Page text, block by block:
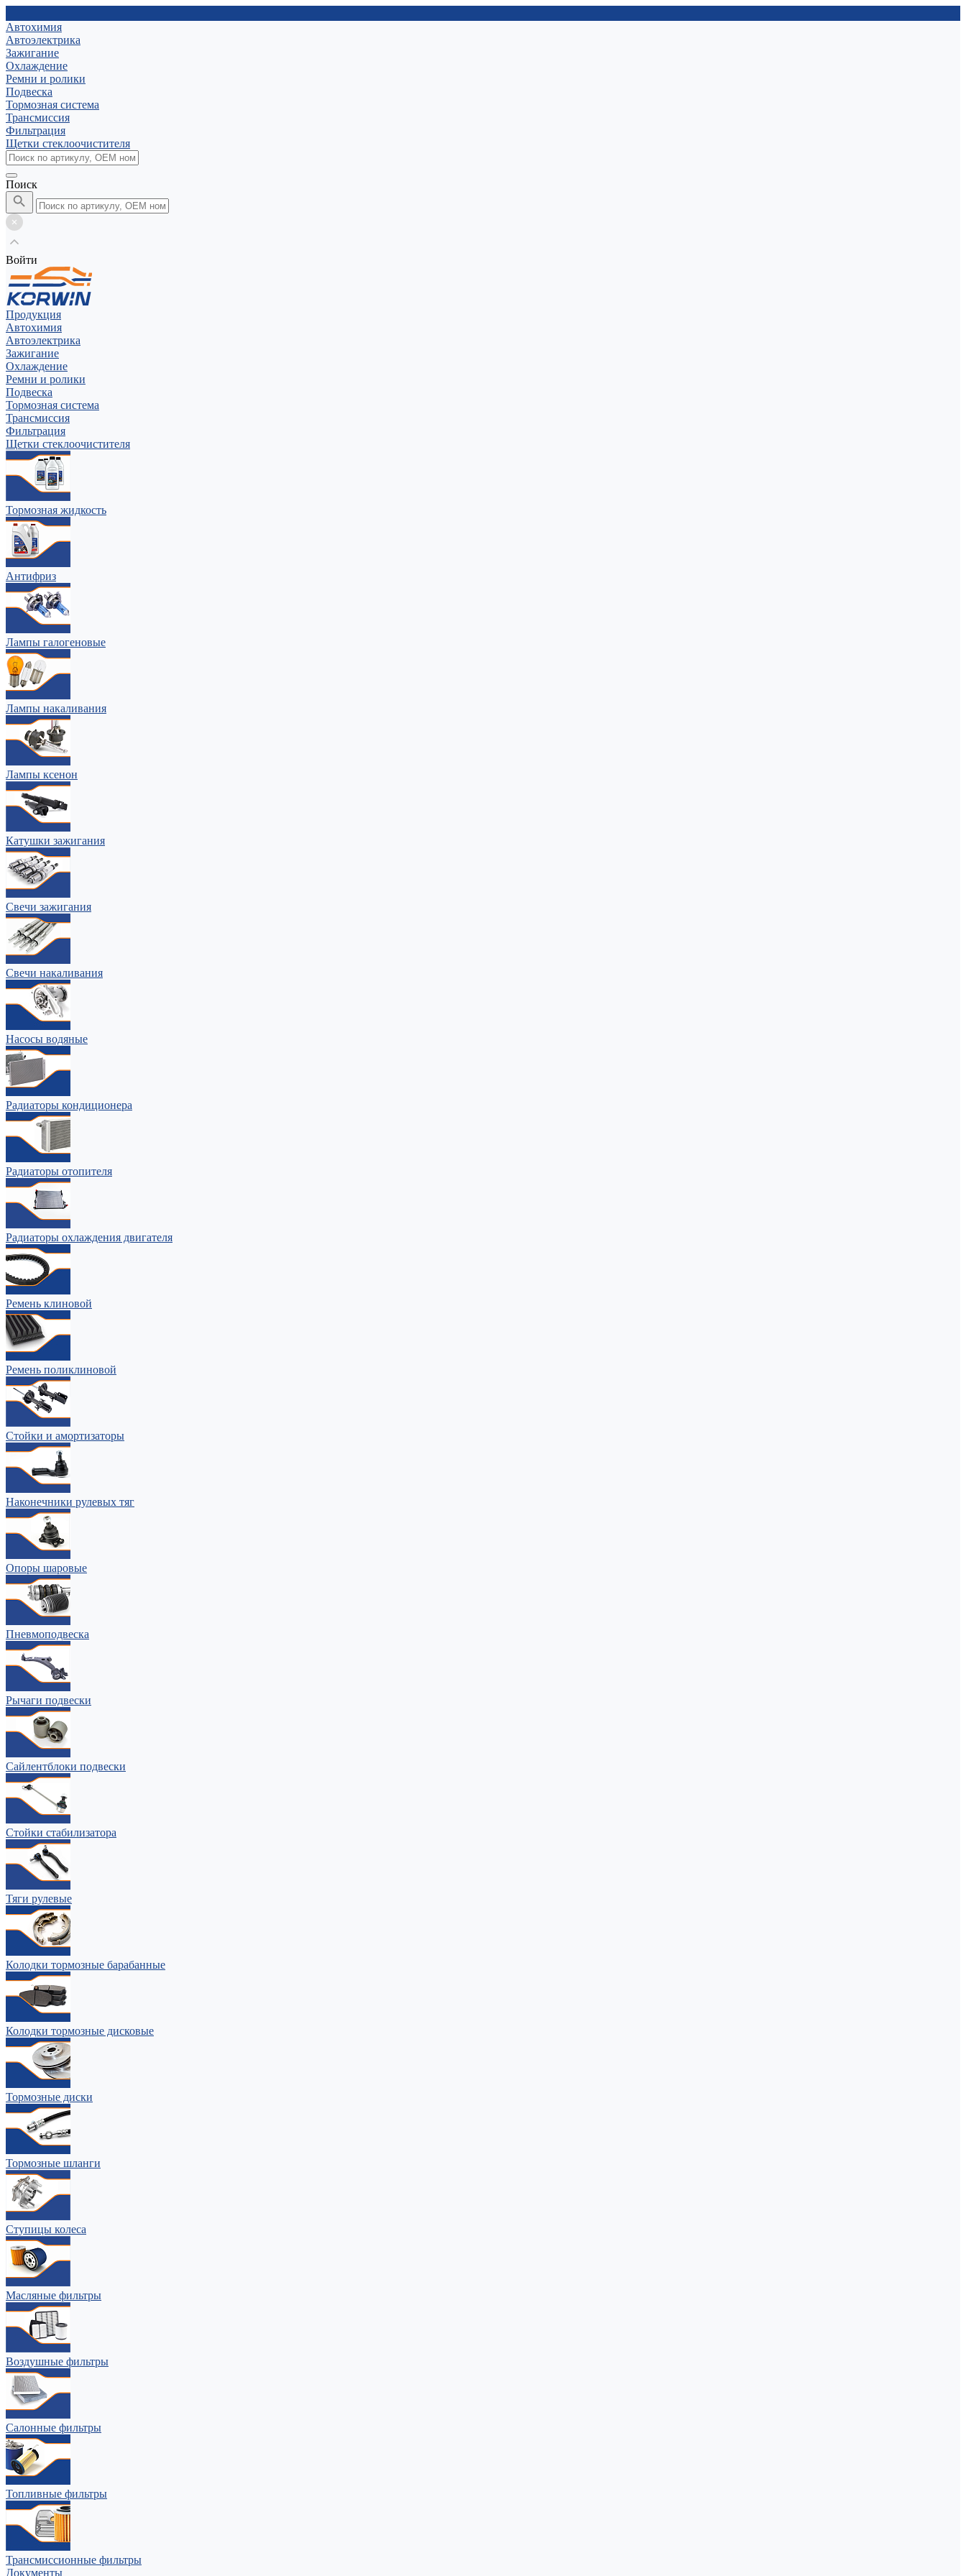
Автохимия
Автоэлектрика
Зажигание
Охлаждение
Ремни и ролики
Подвеска
Тормозная система
Трансмиссия
Фильтрация
Щетки стеклоочистителя
Поиск
Войти
Продукция
Автохимия
Автоэлектрика
Зажигание
Охлаждение
Ремни и ролики
Подвеска
Тормозная система
Трансмиссия
Фильтрация
Щетки стеклоочистителя
Тормозная жидкость
Антифриз
Лампы галогеновые
Лампы накаливания
Лампы ксенон
Катушки зажигания
Свечи зажигания
Свечи накаливания
Насосы водяные
Радиаторы кондиционера
Радиаторы отопителя
Радиаторы охлаждения двигателя
Ремень клиновой
Ремень поликлиновой
Стойки и амортизаторы
Наконечники рулевых тяг
Опоры шаровые
Пневмоподвеска
Рычаги подвески
Сайлентблоки подвески
Стойки стабилизатора
Тяги рулевые
Колодки тормозные барабанные
Колодки тормозные дисковые
Тормозные диски
Тормозные шланги
Ступицы колеса
Масляные фильтры
Воздушные фильтры
Салонные фильтры
Топливные фильтры
Трансмиссионные фильтры
Документы